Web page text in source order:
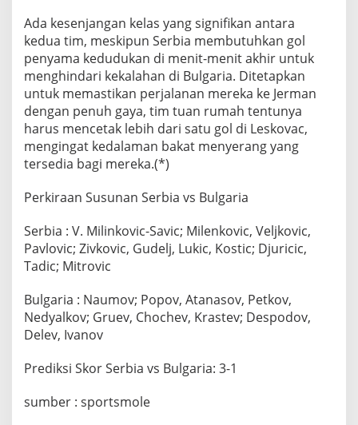
Ada kesenjangan kelas yang signifikan antara
kedua tim, meskipun Serbia membutuhkan gol
penyama kedudukan di menit-menit akhir untuk
menghindari kekalahan di Bulgaria. Ditetapkan
untuk memastikan perjalanan mereka ke Jerman
dengan penuh gaya, tim tuan rumah tentunya
harus mencetak lebih dari satu gol di Leskovac,
mengingat kedalaman bakat menyerang yang
tersedia bagi mereka.(*)
Perkiraan Susunan Serbia vs Bulgaria
Serbia : V. Milinkovic-Savic; Milenkovic, Veljkovic,
Pavlovic; Zivkovic, Gudelj, Lukic, Kostic; Djuricic,
Tadic; Mitrovic
Bulgaria : Naumov; Popov, Atanasov, Petkov,
Nedyalkov; Gruev, Chochev, Krastev; Despodov,
Delev, Ivanov
Prediksi Skor Serbia vs Bulgaria: 3-1
sumber : sportsmole